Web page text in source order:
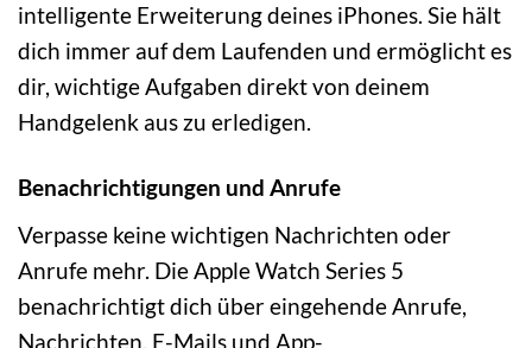
intelligente Erweiterung deines iPhones. Sie hält
dich immer auf dem Laufenden und ermöglicht es
dir, wichtige Aufgaben direkt von deinem
Handgelenk aus zu erledigen.
Benachrichtigungen und Anrufe
Verpasse keine wichtigen Nachrichten oder
Anrufe mehr. Die Apple Watch Series 5
benachrichtigt dich über eingehende Anrufe,
Nachrichten, E-Mails und App-